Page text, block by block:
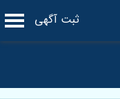
ثبت آگهی